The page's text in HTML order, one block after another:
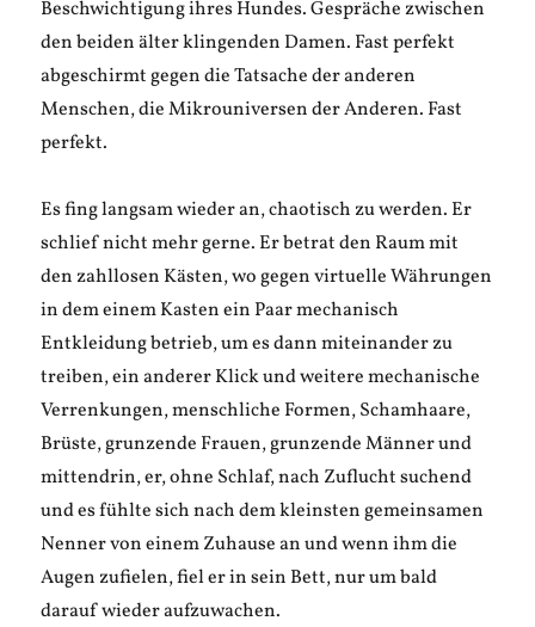
Beschwichtigung ihres Hundes. Gespräche zwischen
den beiden älter klingenden Damen. Fast perfekt
abgeschirmt gegen die Tatsache der anderen
Menschen, die Mikrouniversen der Anderen. Fast
perfekt.
Es fing langsam wieder an, chaotisch zu werden. Er
schlief nicht mehr gerne. Er betrat den Raum mit
den zahllosen Kästen, wo gegen virtuelle Währungen
in dem einem Kasten ein Paar mechanisch
Entkleidung betrieb, um es dann miteinander zu
treiben, ein anderer Klick und weitere mechanische
Verrenkungen, menschliche Formen, Schamhaare,
Brüste, grunzende Frauen, grunzende Männer und
mittendrin, er, ohne Schlaf, nach Zuflucht suchend
und es fühlte sich nach dem kleinsten gemeinsamen
Nenner von einem Zuhause an und wenn ihm die
Augen zufielen, fiel er in sein Bett, nur um bald
darauf wieder aufzuwachen.